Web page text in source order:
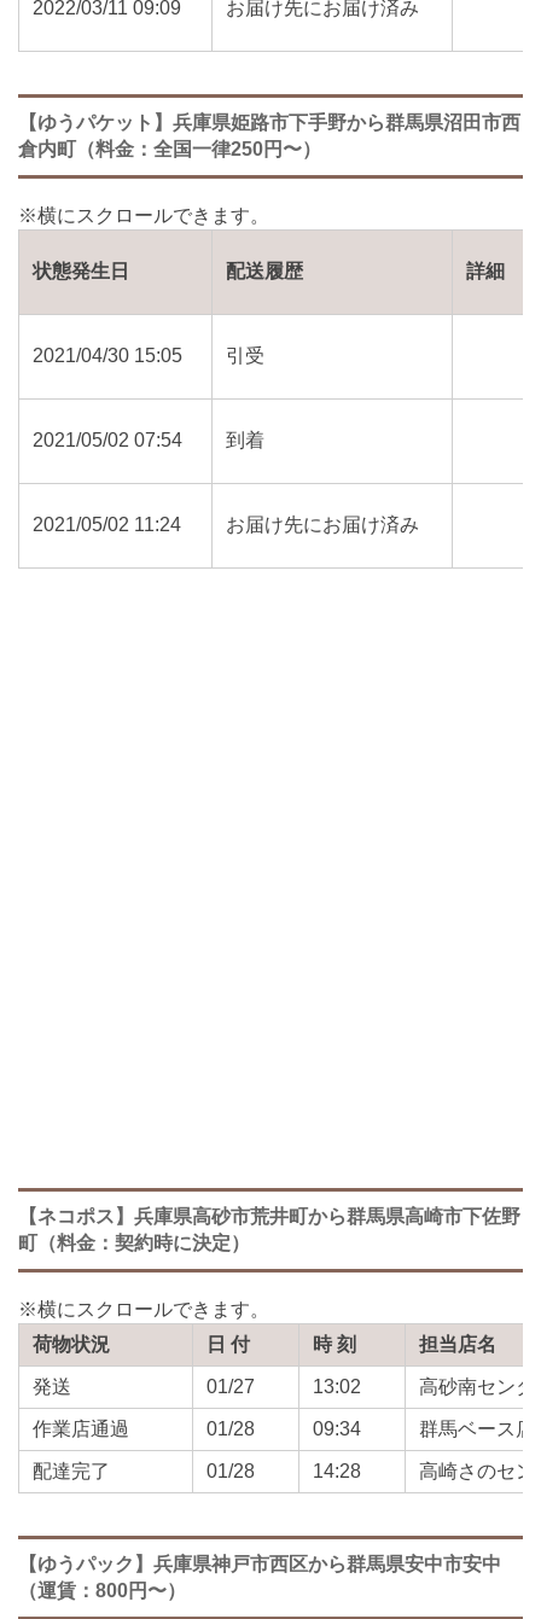
2022/03/11 09:09
お届け先にお届け済み
【ゆうパケット】兵庫県姫路市下手野から群馬県沼田市西
倉内町（料金：全国一律250円〜）
状態発生日 配送履歴 詳細
2021/04/30 15:05 引受
2021/05/02 07:54 到着
2021/05/02 11:24 お届け先にお届け済み
【ネコポス】兵庫県高砂市荒井町から群馬県高崎市下佐野
町（料金：契約時に決定）
荷物状況 日 付 時 刻 担当店名
発送 01/27 13:02 高砂南センタ
作業店通過 01/28 09:34 群馬ベース店
配達完了 01/28 14:28 高崎さのセン
【ゆうパック】兵庫県神戸市西区から群馬県安中市安中
（運賃：800円〜）